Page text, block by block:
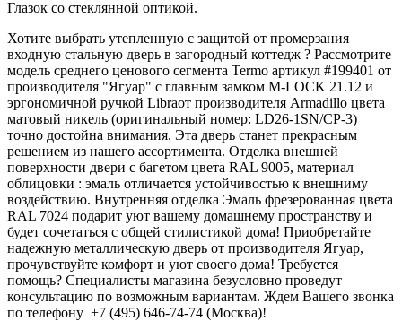
Глазок со стеклянной оптикой.
Хотите выбрать утепленную с защитой от промерзания
входную стальную дверь в загородный коттедж ? Рассмотрите
модель среднего ценового сегмента Termo артикул #199401 от
производителя "Ягуар" с главным замком M-LOCK 21.12 и
эргономичной ручкой Libraот производителя Armadillo цвета
матовый никель (оригинальный номер: LD26-1SN/CP-3)
точно достойна внимания. Эта дверь станет прекрасным
решением из нашего ассортимента. Отделка внешней
поверхности двери с багетом цвета RAL 9005, материал
облицовки : эмаль отличается устойчивостью к внешниму
воздействию. Внутренняя отделка Эмаль фрезерованная цвета
RAL 7024 подарит уют вашему домашнему пространству и
будет сочетаться с общей стилистикой дома! Приобретайте
надежную металлическую дверь от производителя Ягуар,
прочувствуйте комфорт и уют своего дома! Требуется
помощь? Специалисты магазина безусловно проведут
консультацию по возможным вариантам. Ждем Вашего звонка
по телефону +7 (495) 646-74-74 (Москва)!